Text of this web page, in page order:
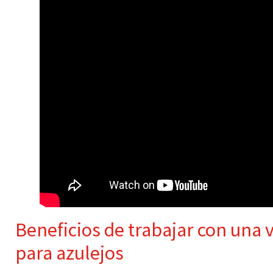
Beneficios de trabajar con una
para azulejos